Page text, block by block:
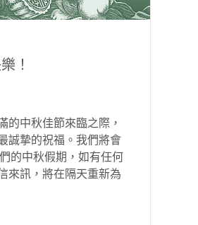
！
的中秋佳節來臨之際，
誠摯的祝福。‍我們將會
的中秋假期，如有任何
來訊，將在隔天重新為